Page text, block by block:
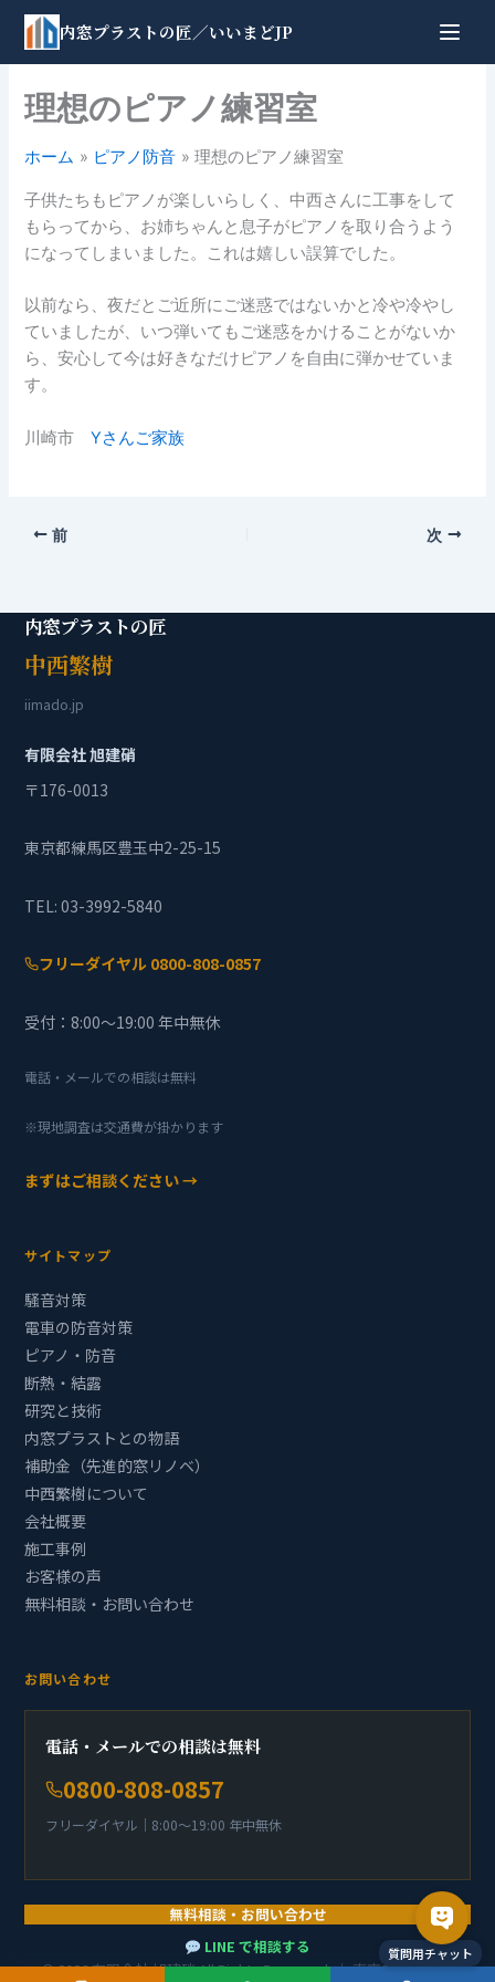
を
内窓プラストの匠／いいまどJP
理想のピアノ練習室
ホーム ピアノ防音 理想のピアノ練習室
子供たちもピアノが楽しいらしく、中西さんに工事をして
もらってから、お姉ちゃんと息子がピアノを取り合うよう
になってしまいました。これは嬉しい誤算でした。
以前なら、夜だとご近所にご迷惑ではないかと冷や冷やし
ていましたが、いつ弾いてもご迷惑をかけることがないか
ら、安心して今は好きなだけピアノを自由に弾かせていま
す。
川崎市Yさんご家族
前 次
内窓プラストの匠
中西繁樹
iimado.jp
有限会社 旭建硝
〒176-0013
東京都練馬区豊玉中2-25-15
TEL: 03-3992-5840
フリーダイヤル 0800-808-0857
受付：8:00〜19:00 年中無休
電話・メールでの相談は無料
※現地調査は交通費が掛かります
まずはご相談ください →
サイトマップ
騒音対策
電車の防音対策
ピアノ・防音
断熱・結露
研究と技術
内窓プラストとの物語
補助金（先進的窓リノベ）
中西繁樹について
会社概要
施工事例
お客様の声
無料相談・お問い合わせ
お問い合わせ
電話・メールでの相談は無料
0800-808-0857
フリーダイヤル｜8:00〜19:00 年中無休
無料相談・お問い合わせ
LINE で相談する
© 2026 有限会社 旭建硝 All Rights Reserved. ｜ 東京都知事許可
質問用チャット